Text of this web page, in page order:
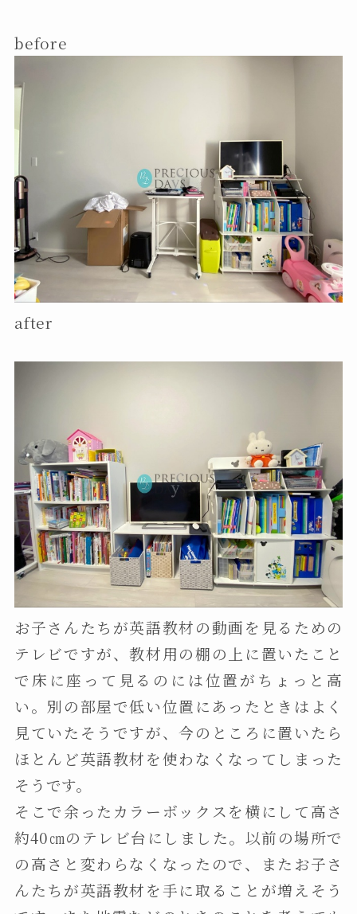
before
after
お子さんたちが英語教材の動画を見るための
テレビですが、教材用の棚の上に置いたこと
で床に座って見るのには位置がちょっと高
い。別の部屋で低い位置にあったときはよく
見ていたそうですが、今のところに置いたら
ほとんど英語教材を使わなくなってしまった
そうです。
そこで余ったカラーボックスを横にして高さ
約40㎝のテレビ台にしました。以前の場所で
の高さと変わらなくなったので、またお子さ
んたちが英語教材を手に取ることが増えそう